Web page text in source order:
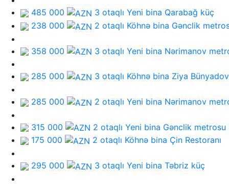
485 000 3 otaqlı Yeni bina Qarabağ küç
238 000
2 otaqlı Köhnə bina Gənclik
358 000 3 otaqlı Yeni bina Nərimanov
285 000 3 otaqlı Köhnə bina Ziya
285 000 2 otaqlı Yeni bina Nərimanov
315 000 2 otaqlı Yeni bina Gənclik metrosu
175 000
2 otaqlı Köhnə bina Çin Restoranı
295 000 3 otaqlı Yeni bina Təbriz küç